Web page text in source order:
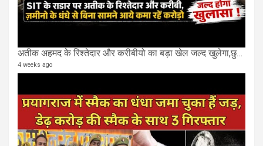
अतीक अहमद के रिश्तेदार और करीबीयो का बड़ा खेल जल्द खुलेगा,छुप कर करोड़ो कमाने वाले SIT के राडार पर
4 weeks ago